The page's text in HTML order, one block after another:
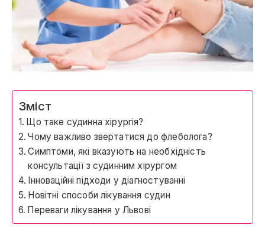
Зміст
Що таке судинна хірургія?
Чому важливо звертатися до флеболога?
Симптоми, які вказують на необхідність
консультації з судинним хірургом
Інноваційні підходи у діагностуванні
Новітні способи лікування судин
Переваги лікування у Львові